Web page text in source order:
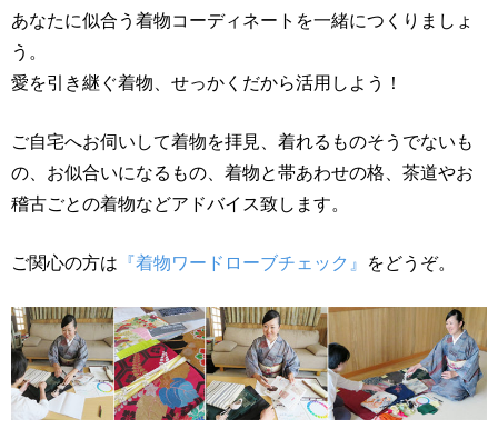
あなたに似合う着物コーディネートを一緒につくりましょ
う。
愛を引き継ぐ着物、せっかくだから活用しよう！
ご自宅へお伺いして着物を拝見、着れるものそうでないも
の、お似合いになるもの、着物と帯あわせの格、茶道やお
稽古ごとの着物などアドバイス致します。
ご関心の方は 『着物ワードローブチェック』 をどうぞ。